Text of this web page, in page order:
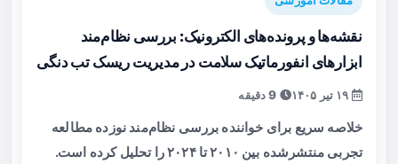
نقشه‌ها و پرونده‌های الکترونیک: بررسی نظام‌مند
ابزارهای انفورماتیک سلامت در مدیریت ریسک تب دنگی
خلاصه سریع برای خواننده بررسی نظام‌مند نوزده مطالعه
تجربی منتشرشده بین ۲۰۱۰ تا ۲۰۲۴ را تحلیل کرده است.